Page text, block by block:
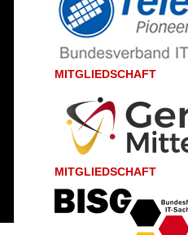
MITGLIEDSCHAFT
MITGLIEDSCHAFT